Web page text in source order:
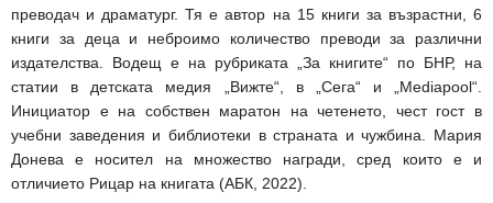
преводач и драматург. Тя е автор на 15 книги за възрастни, 6
книги за деца и неброимо количество преводи за различни
издателства. Водещ е на рубриката „За книгите“ по БНР, на
статии в детската медия „Вижте“, в „Сега“ и „Mediapool“.
Инициатор е на собствен маратон на четенето, чест гост в
учебни заведения и библиотеки в страната и чужбина. Мария
Донева е носител на множество награди, сред които е и
отличието Рицар на книгата (АБК, 2022).